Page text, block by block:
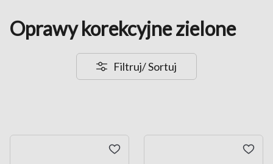
Oprawy korekcyjne zielone
Filtruj/ Sortuj